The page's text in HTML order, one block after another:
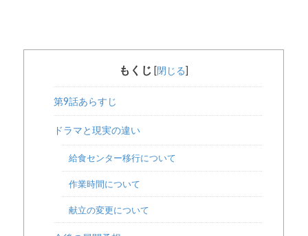
もくじ [閉じる]
第9話あらすじ
ドラマと現実の違い
給食センター移行について
作業時間について
献立の変更について